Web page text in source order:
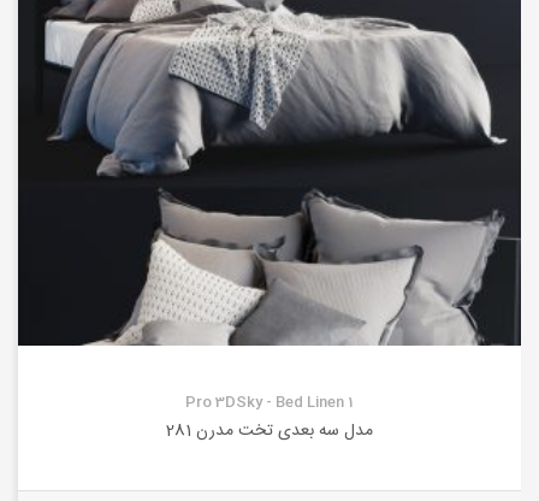
Pro 3DSky - Bed Linen 1
مدل سه بعدی تخت مدرن 281